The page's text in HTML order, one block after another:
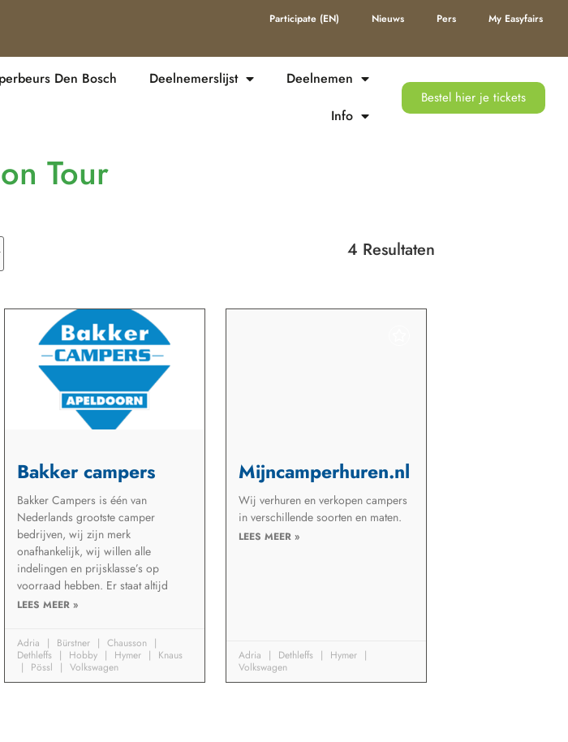
Participate (EN) Nieuws Pers My Easyfairs
Den Bosch Deelnemerslijst
Deelnemen
Info
Bestel hier je tickets
Tour
4 Resultaten
Bakker campers
Bakker Campers is één van
Nederlands grootste camper
bedrijven, wij zijn merk
onafhankelijk, wij willen alle
indelingen en prijsklasse’s op
voorraad hebben. Er staat altijd
LEES MEER »
Adria Bürstner
Chausson
Dethleffs
Hobby Hymer
Knaus
Pössl
Volkswagen
Mijncamperhuren.nl
Wij verhuren en verkopen campers
in verschillende soorten en maten.
LEES MEER »
Adria Dethleffs
Hymer
Volkswagen